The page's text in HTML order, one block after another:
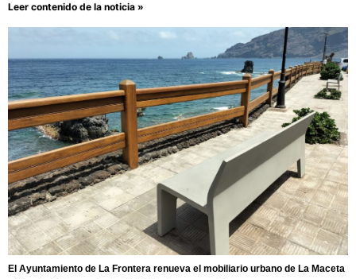
Leer contenido de la noticia »
El Ayuntamiento de La Frontera renueva el mobiliario urbano de La Maceta